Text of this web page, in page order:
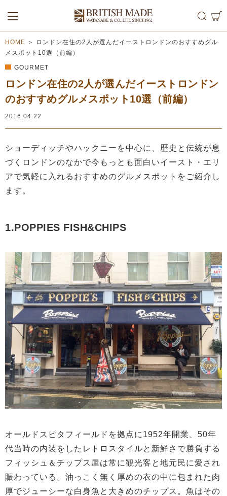
ALL MEN
WOMEN
HOME ＞
ロンドン在住の2人が選んだイーストロンドンのおすすめグル
メスポット10選（前編）
GOURMET
ロンドン在住の2人が選んだイーストロンドン
のおすすめグルメスポット10選（前編）
2016.04.22
ショーディッチやハックニーを中心に、歴史と伝統が息
づくロンドンのなかで今もっとも面白いイースト・エリ
アで気軽に入れるおすすめのグルメスポットをご紹介し
ます。
1.POPPIES FISH&CHIPS
オールドスピタフィールドを拠点に1952年開業、50年
代当時の内装をしたレトロスタイルと新鮮さで勝負する
フィッシュ＆チップス屋は常に観光客と地元民に愛され
賑わっている。油っこく無く厚めの衣の中に包まれた肉
厚でジューシーな白身魚と大きめのチップス。魚はその